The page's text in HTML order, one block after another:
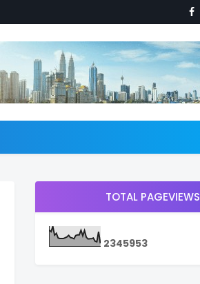
TOTAL PAGEVIEWS
2345953